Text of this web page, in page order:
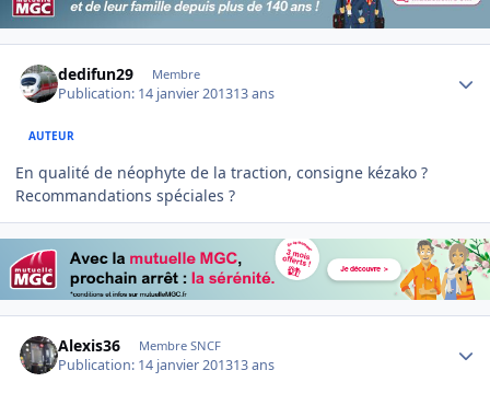
dedifun29 Membre
Publication: 14 janvier 201313 ans
AUTEUR
En qualité de néophyte de la traction, consigne kézako ?
Recommandations spéciales ?
Alexis36 Membre SNCF
Publication: 14 janvier 201313 ans